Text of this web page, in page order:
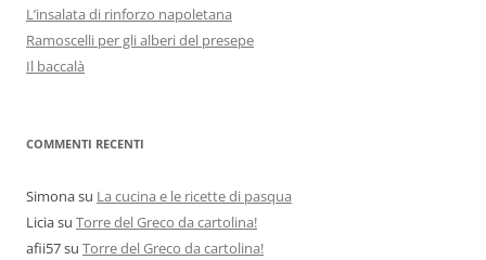
L’insalata di rinforzo napoletana
Ramoscelli per gli alberi del presepe
Il baccalà
COMMENTI RECENTI
Simonasu La cucina e le ricette di pasqua
Liciasu Torre del Greco da cartolina!
afii57su Torre del Greco da cartolina!